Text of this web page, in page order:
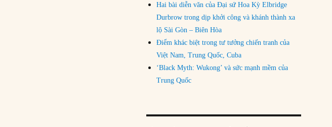
Hai bài diễn văn của Đại sứ Hoa Kỳ Elbridge
Durbrow trong dịp khởi công và khánh thành xa
lộ Sài Gòn – Biên Hòa
Điểm khác biệt trong tư tưởng chiến tranh của
Việt Nam, Trung Quốc, Cuba
‘Black Myth: Wukong’ và sức mạnh mềm của
Trung Quốc